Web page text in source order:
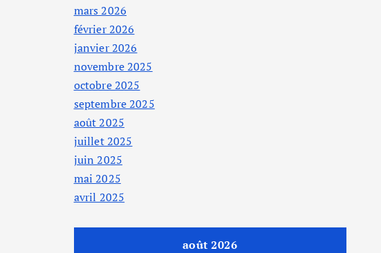
mars 2026
février 2026
janvier 2026
novembre 2025
octobre 2025
septembre 2025
août 2025
juillet 2025
juin 2025
mai 2025
avril 2025
août 2026